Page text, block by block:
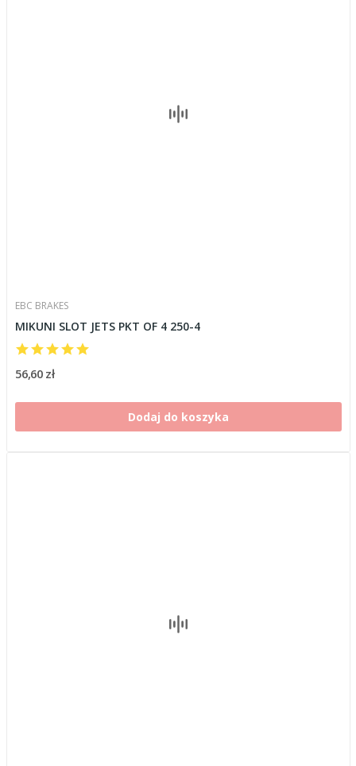
EBC BRAKES
MIKUNI SLOT JETS PKT OF 4 250-4
56,60 zł
Dodaj do koszyka